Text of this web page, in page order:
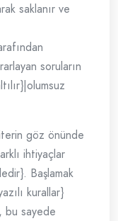
saklanır ve
soruların
göz önünde
ihtiyaçlar
Başlamak
kurallar}
bu sayede